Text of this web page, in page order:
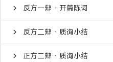
反方一辩 · 开篇陈词
反方二辩 · 质询小结
正方二辩 · 质询小结